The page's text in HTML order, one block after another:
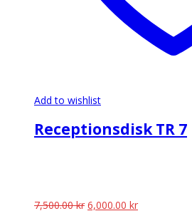
Add to wishlist
Receptionsdisk TR 7
7,500.00kr Det
6,000.00 krDet